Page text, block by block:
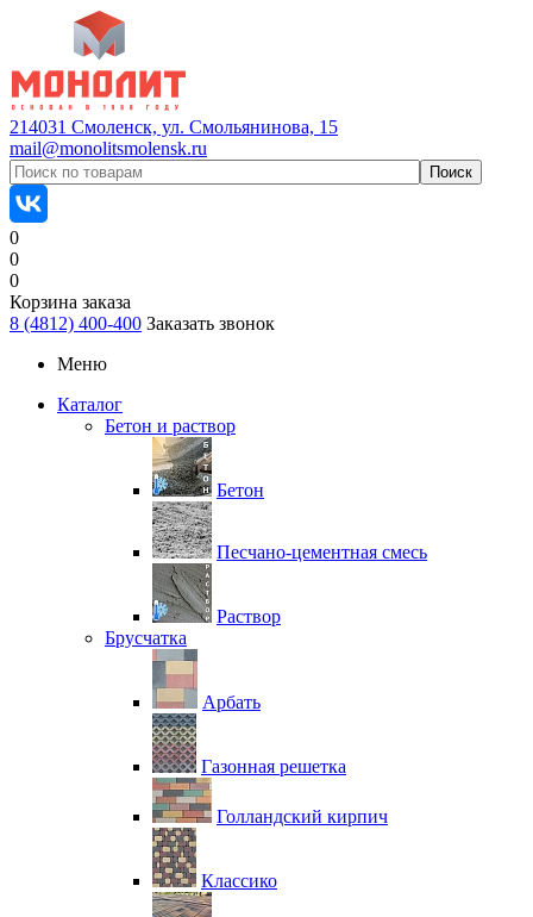
214031 Смоленск, ул. Смольянинова, 15
mail@monolitsmolensk.ru
0
0
0
Корзина заказа
8 (4812) 400-400 Заказать звонок
Меню
Каталог
Бетон и раствор
Бетон
Песчано-цементная смесь
Раствор
Брусчатка
Арбать
Газонная решетка
Голландский кирпич
Классико